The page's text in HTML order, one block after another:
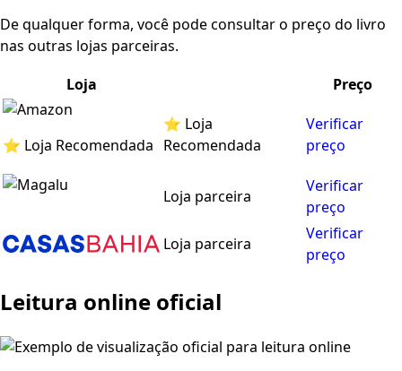
De qualquer forma, você pode consultar o preço do livro
nas outras lojas parceiras.
Loja
Preço
⭐ Loja Recomendada
⭐ Loja
Recomendada
Verificar
preço
Loja parceira
Verificar
preço
Loja parceira
Verificar
preço
Leitura online oficial